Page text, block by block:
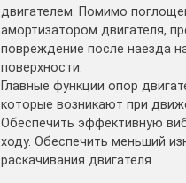
двигателем. Помимо
амортизатором двигателя,
повреждение после наезда
поверхности.
Главные функции опор
которые возникают при
Обеспечить эффективную
ходу. Обеспечить меньший
раскачивания двигателя.